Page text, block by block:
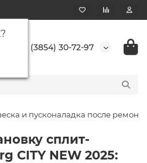
?
+7 (3854) 30-72-97
и пусконаладка после ремонта
сплит-
CITY NEW 2025: